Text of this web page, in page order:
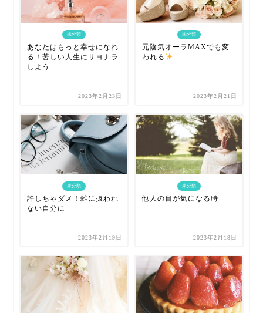
未分類
あなたはもっと幸せになれ
る！苦しい人生にサヨナラ
しよう
2023年2月23日
未分類
元陰気オーラMAXでも変
われる
2023年2月21日
未分類
許しちゃダメ！雑に扱われ
ない自分に
2023年2月19日
未分類
他人の目が気になる時
2023年2月18日